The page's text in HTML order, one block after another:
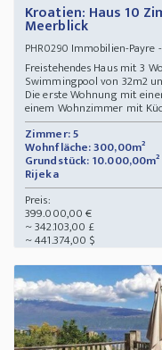
Kroatien: Haus 10
Meerblick
PHR0290 Immobilien-Payre
Freistehendes Haus mit 3
Swimmingpool von 32m2
Die erste Wohnung mit
einem Wohnzimmer mit
Zimmer: 5
Wohnfläche: 300,00m²
Grundstück: 10.000,00m²
Rijeka
Preis:
399.000,00 €
~ 342.103,00 £
~ 441.374,00 $